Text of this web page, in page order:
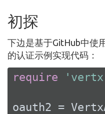
初探
下边是基于GitHub中使
的认证示例实现代码：
require
oauth2 =